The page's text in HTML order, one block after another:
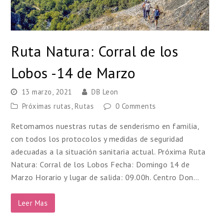
Ruta Natura: Corral de los
Lobos -14 de Marzo
13 marzo, 2021
DB Leon
Próximas rutas, Rutas 0 Comments
Retomamos nuestras rutas de senderismo en familia,
con todos los protocolos y medidas de seguridad
adecuadas a la situación sanitaria actual. Próxima Ruta
Natura: Corral de los Lobos Fecha: Domingo 14 de
Marzo Horario y lugar de salida: 09.00h. Centro Don…
Leer Mas